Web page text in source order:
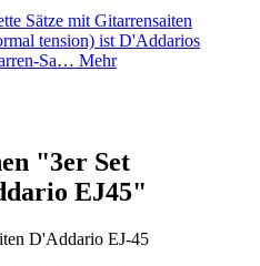
Sätze mit Gitarrensaiten
tension) ist D'Addarios
Sa… Mehr
"3er Set
EJ45"
D'Addario EJ-45